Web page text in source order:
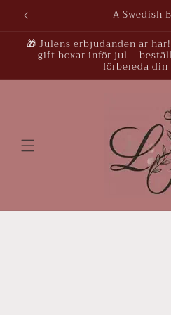
vidare
till
A Swedish
🎁 Julens erbjudanden är
gift boxar inför jul –
förbereda din